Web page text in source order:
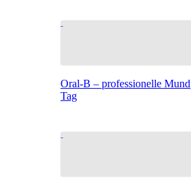
Oral-B – professionelle
Tag